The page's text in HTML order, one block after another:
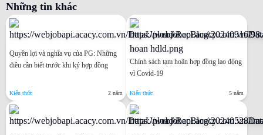
Những tin khác
Quyền lợi và nghĩa vụ của PG: Những
điều cần biết trước khi ký hợp đồng
Kiến thức 2 năm
Chính sách tạm hoãn hợp đồng lao động
vì Covid-19
Kiến thức 5 năm